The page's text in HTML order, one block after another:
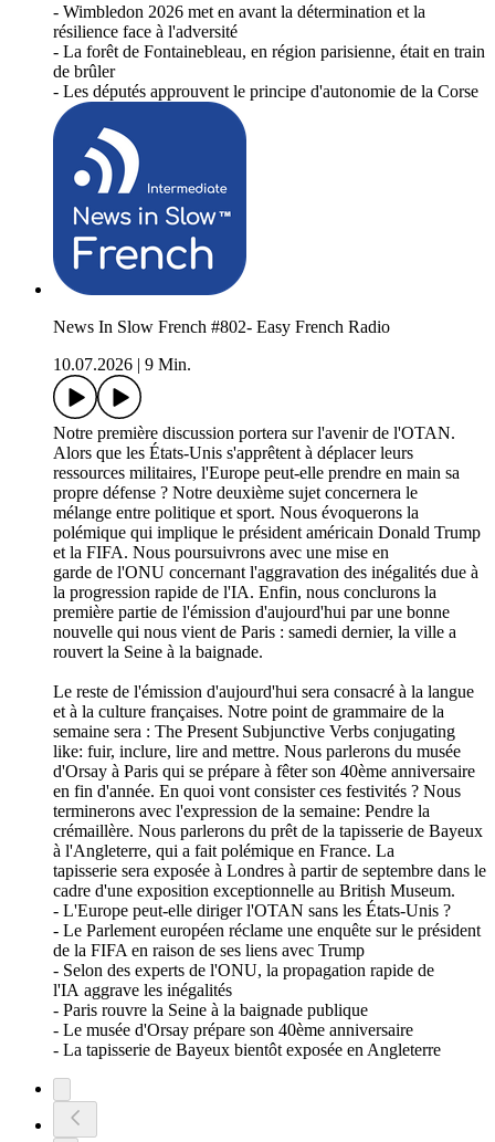
- Wimbledon 2026 met en avant la détermination et la
résilience face à l'adversité
- La forêt de Fontainebleau, en région parisienne, était en train
de brûler
- Les députés approuvent le principe d'autonomie de la Corse
News In Slow French #802- Easy French Radio
10.07.2026
9 Min.
Notre première discussion portera sur l'avenir de l'OTAN.
Alors que les États-Unis s'apprêtent à déplacer leurs
ressources militaires, l'Europe peut-elle prendre en main sa
propre défense ? Notre deuxième sujet concernera le
mélange entre politique et sport. Nous évoquerons la
polémique qui implique le président américain Donald Trump
et la FIFA. Nous poursuivrons avec une mise en
garde de l'ONU concernant l'aggravation des inégalités due à
la progression rapide de l'IA. Enfin, nous conclurons la
première partie de l'émission d'aujourd'hui par une bonne
nouvelle qui nous vient de Paris : samedi dernier, la ville a
rouvert la Seine à la baignade.
Le reste de l'émission d'aujourd'hui sera consacré à la langue
et à la culture françaises. Notre point de grammaire de la
semaine sera : The Present Subjunctive Verbs conjugating
like: fuir, inclure, lire and mettre. Nous parlerons du musée
d'Orsay à Paris qui se prépare à fêter son 40ème anniversaire
en fin d'année. En quoi vont consister ces festivités ? Nous
terminerons avec l'expression de la semaine: Pendre la
crémaillère. Nous parlerons du prêt de la tapisserie de Bayeux
à l'Angleterre, qui a fait polémique en France. La
tapisserie sera exposée à Londres à partir de septembre dans le
cadre d'une exposition exceptionnelle au British Museum.
- L'Europe peut-elle diriger l'OTAN sans les États-Unis ?
- Le Parlement européen réclame une enquête sur le président
de la FIFA en raison de ses liens avec Trump
- Selon des experts de l'ONU, la propagation rapide de
l'IA aggrave les inégalités
- Paris rouvre la Seine à la baignade publique
- Le musée d'Orsay prépare son 40ème anniversaire
- La tapisserie de Bayeux bientôt exposée en Angleterre